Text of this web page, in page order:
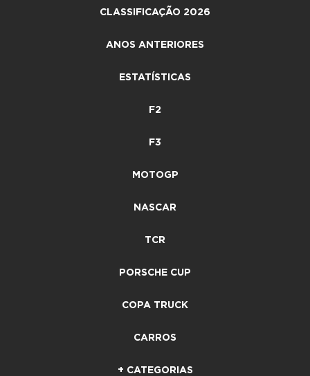
CLASSIFICAÇÃO 2026
ANOS ANTERIORES
ESTATÍSTICAS
F2
F3
MOTOGP
NASCAR
TCR
PORSCHE CUP
COPA TRUCK
CARROS
+ CATEGORIAS